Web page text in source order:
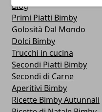
Blog
Primi Piatti Bimby
Golosità Dal Mondo
Dolci Bimby
Trucchi in cucina
Secondi Piatti Bimby
Secondi di Carne
Aperitivi Bimby
Ricette Bimby Autunnali